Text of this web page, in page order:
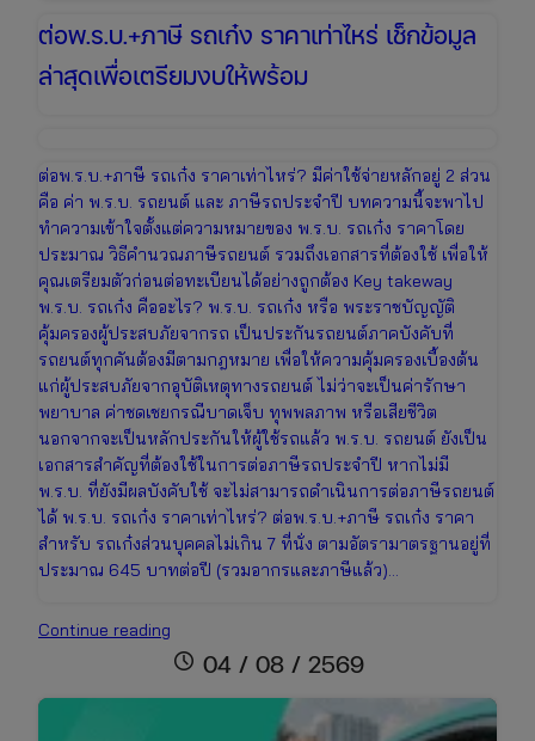
ต่อพ.ร.บ.+ภาษี รถเก๋ง ราคาเท่าไหร่ เช็กข้อมูล
ล่าสุดเพื่อเตรียมงบให้พร้อม
ต่อพ.ร.บ.+ภาษี รถเก๋ง ราคาเท่าไหร่? มีค่าใช้จ่ายหลักอยู่ 2 ส่วน
คือ ค่า พ.ร.บ. รถยนต์ และ ภาษีรถประจำปี บทความนี้จะพาไป
ทำความเข้าใจตั้งแต่ความหมายของ พ.ร.บ. รถเก๋ง ราคาโดย
ประมาณ วิธีคำนวณภาษีรถยนต์ รวมถึงเอกสารที่ต้องใช้ เพื่อให้
คุณเตรียมตัวก่อนต่อทะเบียนได้อย่างถูกต้อง Key takeway
พ.ร.บ. รถเก๋ง คืออะไร? พ.ร.บ. รถเก๋ง หรือ พระราชบัญญัติ
คุ้มครองผู้ประสบภัยจากรถ เป็นประกันรถยนต์ภาคบังคับที่
รถยนต์ทุกคันต้องมีตามกฎหมาย เพื่อให้ความคุ้มครองเบื้องต้น
แก่ผู้ประสบภัยจากอุบัติเหตุทางรถยนต์ ไม่ว่าจะเป็นค่ารักษา
พยาบาล ค่าชดเชยกรณีบาดเจ็บ ทุพพลภาพ หรือเสียชีวิต
นอกจากจะเป็นหลักประกันให้ผู้ใช้รถแล้ว พ.ร.บ. รถยนต์ ยังเป็น
เอกสารสำคัญที่ต้องใช้ในการต่อภาษีรถประจำปี หากไม่มี
พ.ร.บ. ที่ยังมีผลบังคับใช้ จะไม่สามารถดำเนินการต่อภาษีรถยนต์
ได้ พ.ร.บ. รถเก๋ง ราคาเท่าไหร่? ต่อพ.ร.บ.+ภาษี รถเก๋ง ราคา
สำหรับ รถเก๋งส่วนบุคคลไม่เกิน 7 ที่นั่ง ตามอัตรามาตรฐานอยู่ที่
ประมาณ 645 บาทต่อปี (รวมอากรและภาษีแล้ว)…
Continue reading
รถ
schedule 04 / 08 / 2569